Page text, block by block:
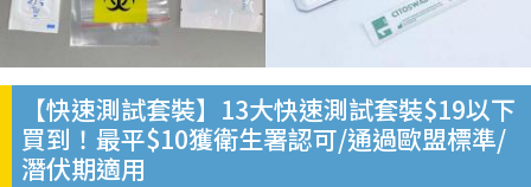
【快速測試套裝】13大快速測試套裝$19以下
買到！最平$10獲衛生署認可/通過歐盟標準/
潛伏期適用